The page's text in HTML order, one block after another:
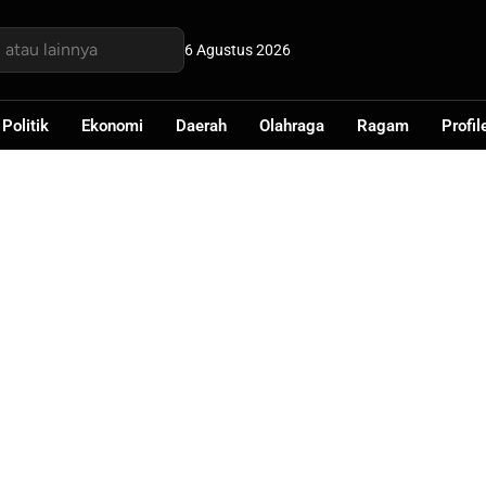
6 Agustus 2026
Politik Ekonomi Daerah Olahraga Ragam